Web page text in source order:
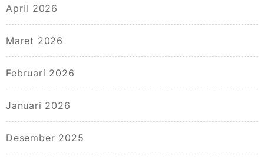
April 2026
Maret 2026
Februari 2026
Januari 2026
Desember 2025